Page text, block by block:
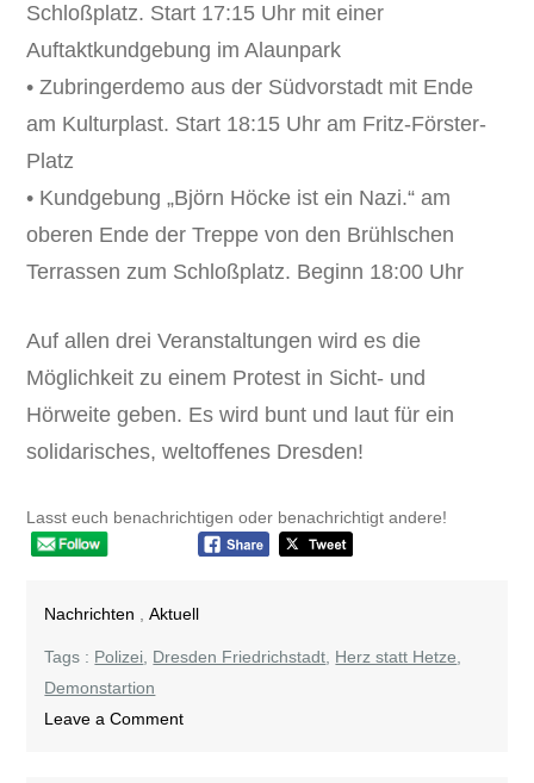
Schloßplatz. Start 17:15 Uhr mit einer
Auftaktkundgebung im Alaunpark
• Zubringerdemo aus der Südvorstadt mit Ende
am Kulturplast. Start 18:15 Uhr am Fritz-Förster-
Platz
• Kundgebung „Björn Höcke ist ein Nazi.“ am
oberen Ende der Treppe von den Brühlschen
Terrassen zum Schloßplatz. Beginn 18:00 Uhr
Auf allen drei Veranstaltungen wird es die
Möglichkeit zu einem Protest in Sicht- und
Hörweite geben. Es wird bunt und laut für ein
solidarisches, weltoffenes Dresden!
Lasst euch benachrichtigen oder benachrichtigt andere!
Nachrichten ,Aktuell
Tags : Polizei Dresden Friedrichstadt Herz statt Hetze
Demonstartion
Leave a Commenton